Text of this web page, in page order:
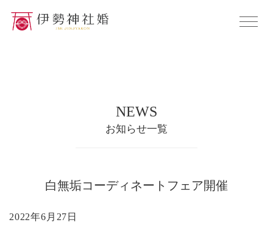
NEWS
お知らせ一覧
白無垢コーディネートフェア開催
2022年6月27日